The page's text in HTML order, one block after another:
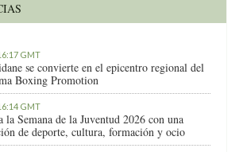
GMT
se convierte en el epicentro regional del
Boxing Promotion
GMT
la Semana de la Juventud 2026 con una
de deporte, cultura, formación y ocio